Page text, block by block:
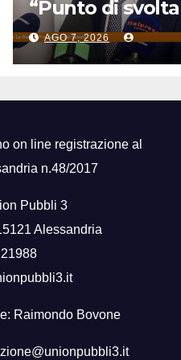
“Punto di
la sicurezza sul
lavoro”
AGO 7, 2026
on line registrazione al
n.48/2017
Pubbli 3
Alessandria
Raimondo Bovone